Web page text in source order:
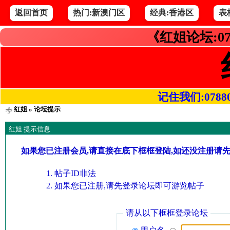
返回首页 热门:新澳门区 经典:香港区 表
《红姐论坛
记住我们
红姐» 论坛提示
红姐 提示信息
如果您已注册会员,请直接在底下框框登陆,如还没注册请
帖子ID非法
如果您已注册,请先登录论坛即可游览帖子
请从以下框框登录论坛